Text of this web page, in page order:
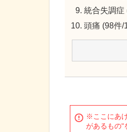
統合失調症
頭痛 (98件/
※ここにあ
があるもの"